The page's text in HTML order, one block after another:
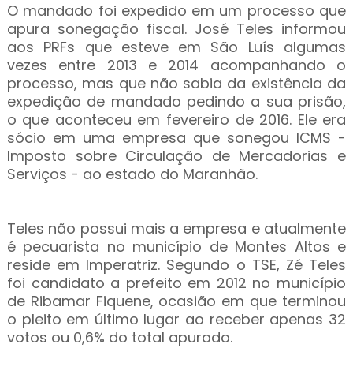
O mandado foi expedido em um processo que
apura sonegação fiscal. José Teles informou
aos PRFs que esteve em São Luís algumas
vezes entre 2013 e 2014 acompanhando o
processo, mas que não sabia da existência da
expedição de mandado pedindo a sua prisão,
o que aconteceu em fevereiro de 2016. Ele era
sócio em uma empresa que sonegou ICMS -
Imposto sobre Circulação de Mercadorias e
Serviços - ao estado do Maranhão.
Teles não possui mais a empresa e atualmente
é pecuarista no município de Montes Altos e
reside em Imperatriz. Segundo o TSE, Zé Teles
foi candidato a prefeito em 2012 no município
de Ribamar Fiquene, ocasião em que terminou
o pleito em último lugar ao receber apenas 32
votos ou 0,6% do total apurado.